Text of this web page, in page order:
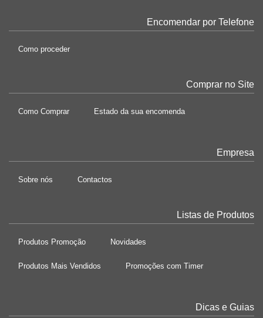
Encomendar por Telefone
Como proceder
Comprar no Site
Como Comprar Estado da sua encomenda
Empresa
Sobre nós Contactos
Listas de Produtos
Produtos Promoção Novidades
Produtos Mais Vendidos Promoções com Timer
Dicas e Guias